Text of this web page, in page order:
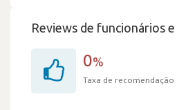
Reviews de funcionários
0%
Taxa de recomendação